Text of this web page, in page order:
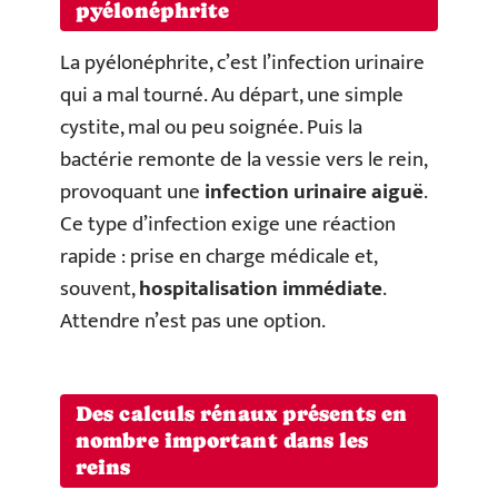
pyélonéphrite
La pyélonéphrite, c’est l’infection urinaire
qui a mal tourné. Au départ, une simple
cystite, mal ou peu soignée. Puis la
bactérie remonte de la vessie vers le rein,
provoquant uneinfection urinaire aiguë.
Ce type d’infection exige une réaction
rapide : prise en charge médicale et,
souvent,hospitalisation immédiate.
Attendre n’est pas une option.
Des calculs rénaux présents en
nombre important dans les
reins